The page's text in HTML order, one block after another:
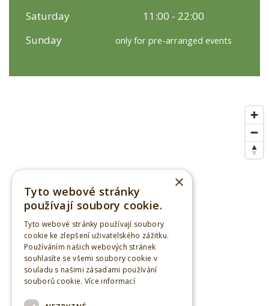
Saturday
11:00 - 22:00
Sunday
only for pre-arranged events
×
Tyto webové stránky
používají soubory cookie.
Tyto webové stránky používají soubory
cookie ke zlepšení uživatelského zážitku.
Používáním našich webových stránek
souhlasíte se všemi soubory cookie v
souladu s našimi zásadami používání
souborů cookie. Více informací